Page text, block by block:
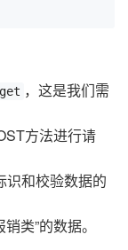
，这是我们需
方法进行请
识和校验数据的
类”的数据。